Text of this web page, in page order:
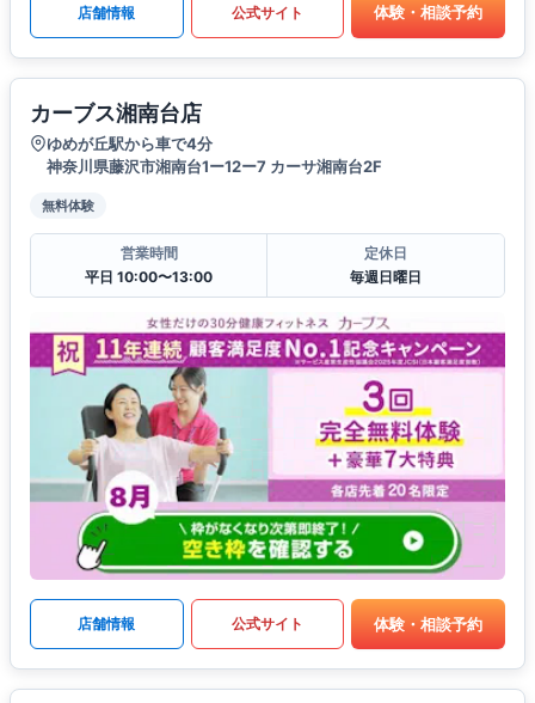
店舗情報 公式サイト 体験・相談予約
カーブス湘南台店
ゆめが丘駅から車で4分
神奈川県藤沢市湘南台1ー12ー7 カーサ湘南台2F
無料体験
営業時間
平日 10:00〜13:00
定休日
毎週日曜日
店舗情報 公式サイト 体験・相談予約